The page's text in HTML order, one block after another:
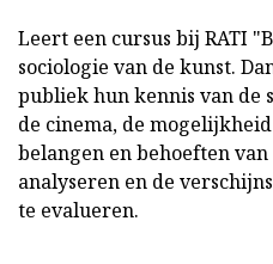
Leert een cursus bij RATI
sociologie van de kunst.
publiek hun kennis van de
de cinema, de
belangen en behoeften
analyseren en de
te evalueren.